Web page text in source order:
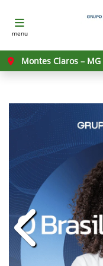
menu
Montes Claros – MG